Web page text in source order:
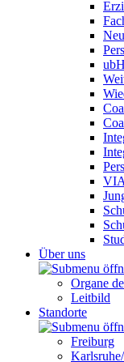
Über uns
Organe
Leitbild
Standorte
Freiburg